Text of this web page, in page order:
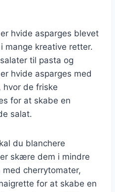
hvide asparges blevet
mange kreative retter.
til pasta og
hvide asparges med
hvor de friske
for at skabe en
salat.
du blanchere
skære dem i mindre
med cherrytomater,
for at skabe en